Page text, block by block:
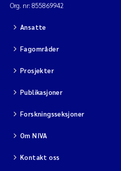
Org. nr: 855869942
Ansatte
Fagområder
Prosjekter
Publikasjoner
Forskningsseksjoner
Om NIVA
Kontakt oss